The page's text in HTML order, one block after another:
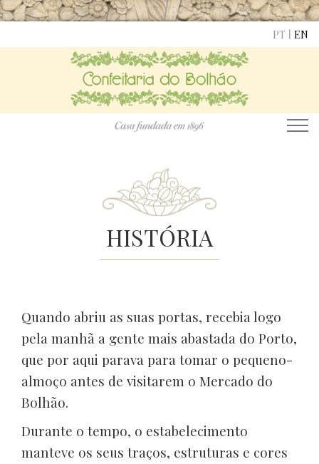
PT | EN
HISTÓRIA
Quando abriu as suas portas, recebia logo
pela manhã a gente mais abastada do Porto,
que por aqui parava para tomar o pequeno-
almoço antes de visitarem o Mercado do
Bolhão.
Durante o tempo, o estabelecimento
manteve os seus traços, estruturas e cores